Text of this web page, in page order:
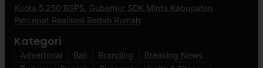
Kuota 5.250 BSPS, Gubernur SDK Minta Kabupaten
Percepat Realisasi Bedah Rumah
Kategori
Advertorial Bali Branding
Breaking News